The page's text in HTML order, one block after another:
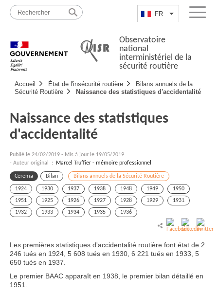
Passer
contenu
FR Lister lesMenu
Observatoire
national
interministériel de la
sécurité routière
principale
Accueil État de l'insécurité routière
Bilans annuels de la
Sécurité Routière
Naissance des statistiques d'accidentalité
Naissance des statistiques
d'accidentalité
Publié le 24/02/2019 - Mis à jour le 19/05/2019
- Auteur original :
Marcel Truffier - mémoire professionnel
Cerema Bilan Bilans annuels de la Sécurité Routière
1924 1930 1937 1938 1948 1949
1950
1951
1925 1926 1927 1928 1929
1931
1932
1933 1934 1935 1936
Les premières statistiques d'accidentalité routière font état de 2
246 tués en 1924, 5 608 tués en 1930, 6 221 tués en 1933, 5
650 tués en 1937.
Le premier BAAC apparaît en 1938, le premier bilan détaillé en
1951.